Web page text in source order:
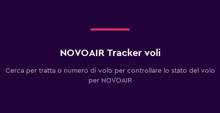
NOVOAIR Tracker voli
Cerca per tratta o numero di volo per controllare lo stato del volo
per NOVOAIR